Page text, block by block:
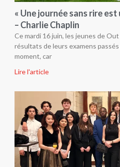
« Une journée sans rire
– Charlie Chaplin
Ce mardi 16 juin, les jeunes de
résultats de leurs examens
moment, car
Lire l'article